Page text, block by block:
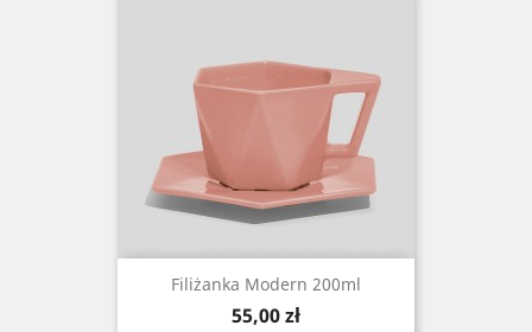
Filiżanka Modern 200ml
Cena
55,00 zł